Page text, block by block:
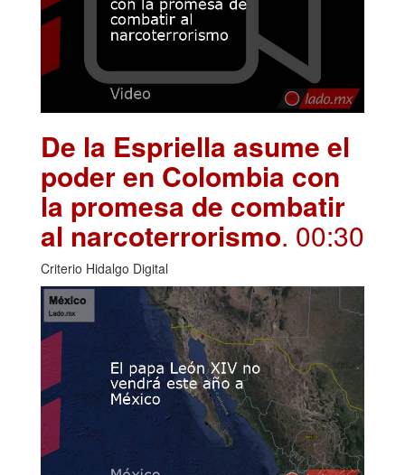
De la Espriella asume el
poder en Colombia con
la promesa de combatir
al narcoterrorismo. 00:30
Criterio Hidalgo Digital